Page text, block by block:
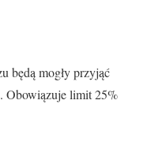
będą mogły przyjąć
Obowiązuje limit 25%